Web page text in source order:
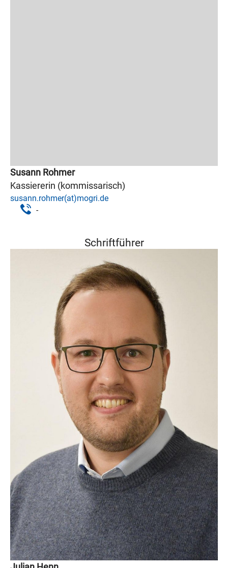
Susann Rohmer
Kassiererin (kommissarisch)
susann.rohmer(at)mogri.de
-
Schriftführer